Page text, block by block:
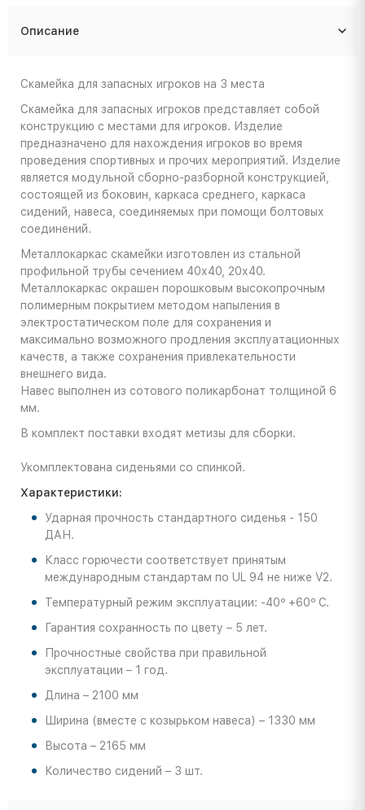
Описание
Скамейка для запасных игроков на 3 места
Скамейка для запасных игроков представляет собой
конструкцию с местами для игроков. Изделие
предназначено для нахождения игроков во время
проведения спортивных и прочих мероприятий. Изделие
является модульной сборно-разборной конструкцией,
состоящей из боковин, каркаса среднего, каркаса
сидений, навеса, соединяемых при помощи болтовых
соединений.
Металлокаркас скамейки изготовлен из стальной
профильной трубы сечением 40х40, 20х40.
Металлокаркас окрашен порошковым высокопрочным
полимерным покрытием методом напыления в
электростатическом поле для сохранения и
максимально возможного продления эксплуатационных
качеств, а также сохранения привлекательности
внешнего вида.
Навес выполнен из сотового поликарбонат толщиной 6
мм.
В комплект поставки входят метизы для сборки.
Укомплектована сиденьями со спинкой.
Характеристики:
Ударная прочность стандартного сиденья - 150
ДАН.
Класс горючести соответствует принятым
международным стандартам по UL 94 не ниже V2.
Температурный режим эксплуатации: -40º +60º С.
Гарантия сохранность по цвету – 5 лет.
Прочностные свойства при правильной
эксплуатации – 1 год.
Длина – 2100 мм
Ширина (вместе с козырьком навеса) – 1330 мм
Высота – 2165 мм
Количество сидений – 3 шт.